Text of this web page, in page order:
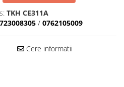
TKH CE311A
/ 0762105009
Cere informatii